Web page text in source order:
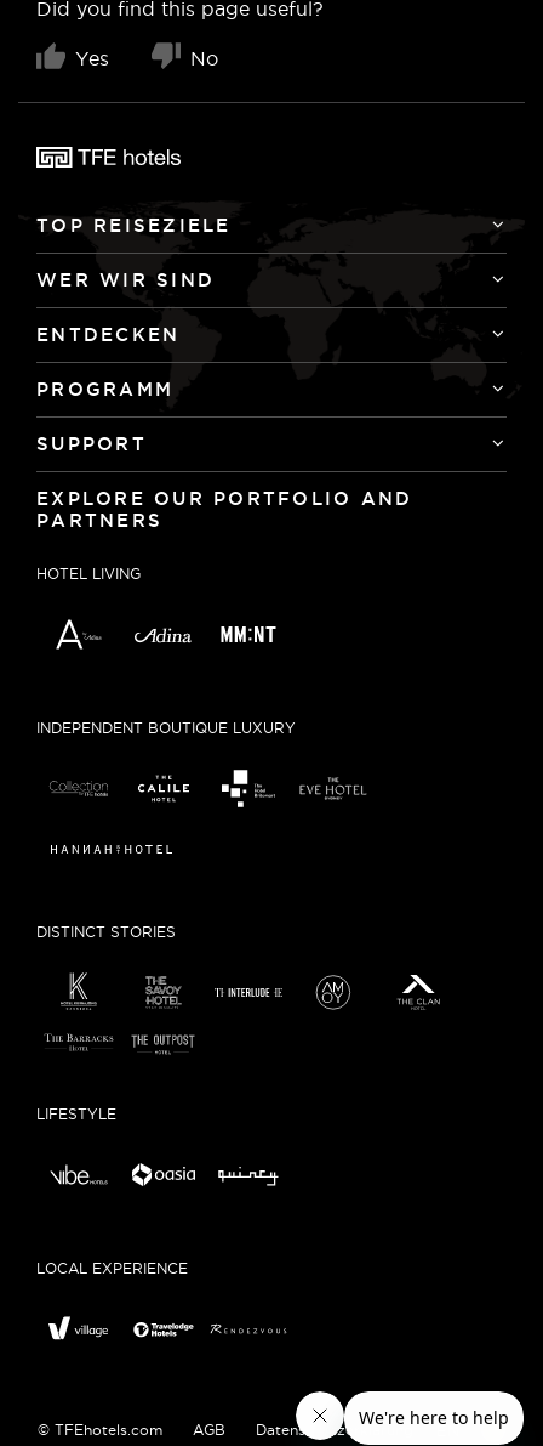
Did you find this page useful?
Yes No
TOP REISEZIELE
WER WIR SIND
ENTDECKEN
PROGRAMM
SUPPORT
EXPLORE OUR PORTFOLIO AND
PARTNERS
HOTEL LIVING
INDEPENDENT BOUTIQUE LUXURY
DISTINCT STORIES
LIFESTYLE
LOCAL EXPERIENCE
© TFEhotels.com AGB Datenschutzerklärung EN